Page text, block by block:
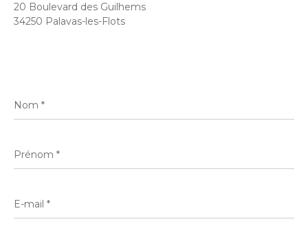
20 Boulevard des Guilhems
34250 Palavas-les-Flots
*
*
mail
*